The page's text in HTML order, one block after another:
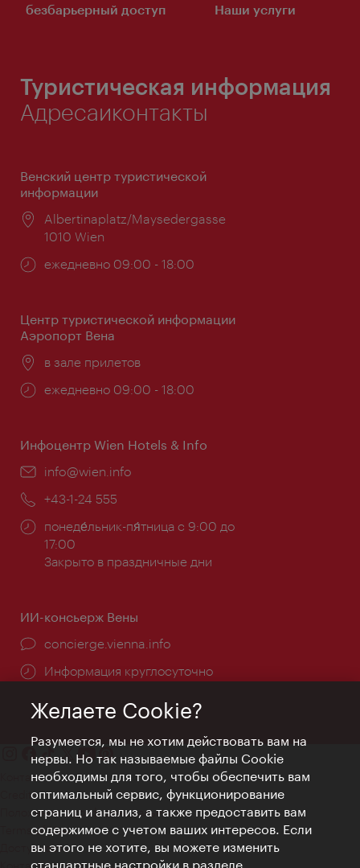
безбарьерный доступ Наши услуги
Туристическая информация
Адресаиконтакты
Венский центр туристической
информации
Расположение:
Albertinaplatz/Maysedergasse
1010 Wien
Часы
ежедневно 09:00 - 18:00
Центр туристической информации
Аэропорт Вена
Расположение:
в зале прилетов
Часы
ежедневно 09:00 - 18:00
Инфоцентр Wien Hotels & Info
Эл.
info@wien.info
Телефон:
+43-1-24 555
Часы
работы:
понеде́льник-пя́тница с 9:00 до
17:00
Закрыто в праздничные дни
ИИ-консьерж Вены
concierge.vienna.info
Информация круглосуточно
Контакт
Credits
Положение о конфиденциальности
Terms of Use
Доступность
Контакты для прессы
Желаете Cookie?
Разумеется, мы не хотим действовать вам на
нервы. Но так называемые файлы Cookie
необходимы для того, чтобы обеспечить вам
оптимальный сервис, функционирование
страниц и анализ, а также предоставить вам
содержимое с учетом ваших интересов. Если
вы этого не хотите, вы можете изменить
стандартные настройки в разделе